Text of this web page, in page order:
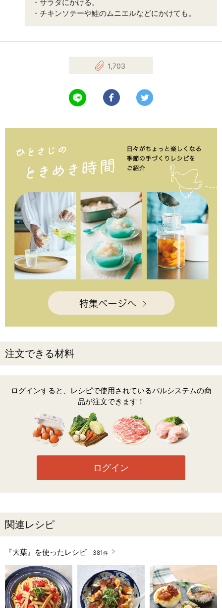
・サラダにかける。
・チキンソテーや鮭のムニエルなどにかけても。
1,703
LINEで送る Facebookでシェアする
注文できる材料
ログインすると、レシピで使用されているパルシステムの商
品が注文できます！
ログイン
関連レシピ
『大葉』を使ったレシピ 381 件